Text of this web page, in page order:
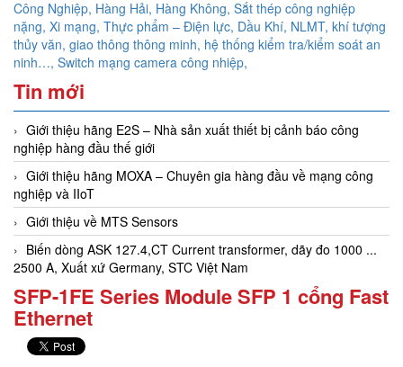
Công Nghiệp, Hàng Hải, Hàng Không, Sắt thép công nghiệp
nặng, Xi mạng, Thực phẩm – Điện lực, Dầu Khí, NLMT, khí tượng
thủy văn, giao thông thông minh, hệ thống kiểm tra/kiểm soát an
ninh…, Switch mạng camera công nhiệp,
Tin mới
Giới thiệu hãng E2S – Nhà sản xuất thiết bị cảnh báo công
nghiệp hàng đầu thế giới
Giới thiệu hãng MOXA – Chuyên gia hàng đầu về mạng công
nghiệp và IIoT
Giới thiệu về MTS Sensors
Biến dòng ASK 127.4,CT Current transformer, dãy đo 1000 ...
2500 A, Xuất xứ Germany, STC Việt Nam
SFP-1FE Series Module SFP 1 cổng Fast
Ethernet